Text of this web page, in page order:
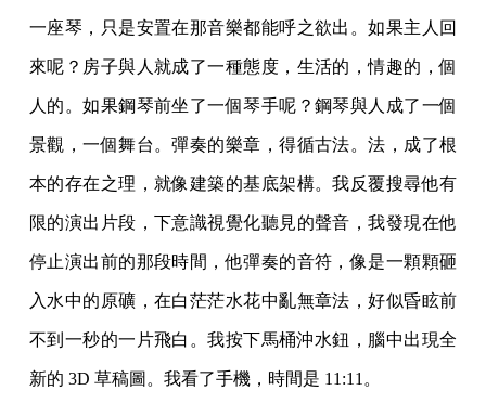
一座琴，只是安置在那音樂都能呼之欲出。如果主人回
來呢？房子與人就成了一種態度，生活的，情趣的，個
人的。如果鋼琴前坐了一個琴手呢？鋼琴與人成了一個
景觀，一個舞台。彈奏的樂章，得循古法。法，成了根
本的存在之理，就像建築的基底架構。我反覆搜尋他有
限的演出片段，下意識視覺化聽見的聲音，我發現在他
停止演出前的那段時間，他彈奏的音符，像是一顆顆砸
入水中的原礦，在白茫茫水花中亂無章法，好似昏眩前
不到一秒的一片飛白。我按下馬桶沖水鈕，腦中出現全
新的 3D 草稿圖。我看了手機，時間是 11:11。